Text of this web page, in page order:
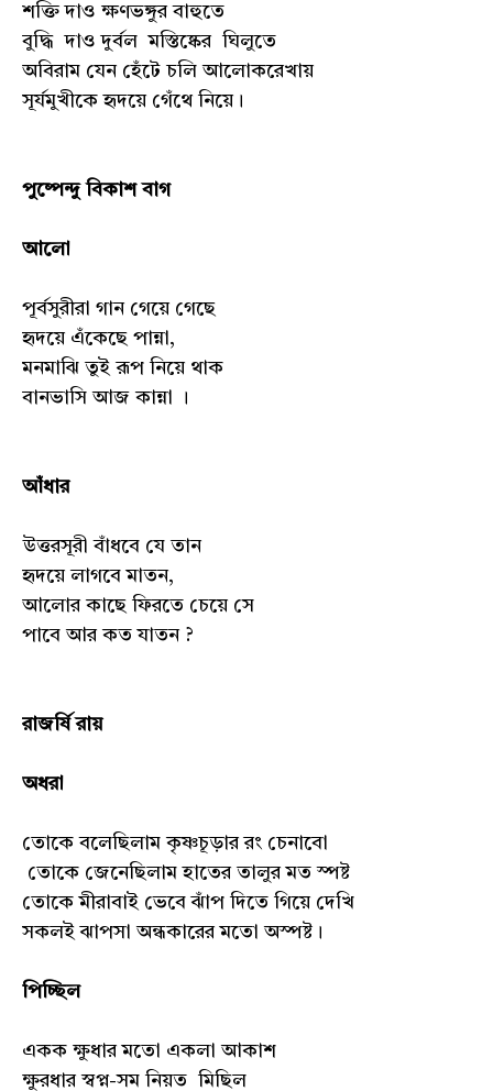
শক্তি দাও ক্ষণভঙ্গুর বাহুতে
বুদ্ধি দাও দুর্বল মস্তিষ্কের ঘিলুতে
অবিরাম যেন হেঁটে চলি আলোকরেখায়
সূর্যমুখীকে হৃদয়ে গেঁথে নিয়ে।
পুষ্পেন্দু বিকাশ বাগ
আলো
পূর্বসুরীরা গান গেয়ে গেছে
হৃদয়ে এঁকেছে পান্না,
মনমাঝি তুই রূপ নিয়ে থাক
বানভাসি আজ কান্না ।
আঁধার
উত্তরসূরী বাঁধবে যে তান
হৃদয়ে লাগবে মাতন,
আলোর কাছে ফিরতে চেয়ে সে
পাবে আর কত যাতন ?
রাজর্ষি রায়
অধরা
তোকে বলেছিলাম কৃষ্ণচূড়ার রং চেনাবো
তোকে জেনেছিলাম হাতের তালুর মত স্পষ্ট
তোকে মীরাবাই ভেবে ঝাঁপ দিতে গিয়ে দেখি
সকলই ঝাপসা অন্ধকারের মতো অস্পষ্ট।
পিচ্ছিল
একক ক্ষুধার মতো একলা আকাশ
ক্ষুরধার স্বপ্ন-সম নিয়ত মিছিল